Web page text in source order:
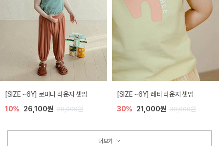
[SIZE ~6Y] 로미나 라운지 셋업
10% 26,100원 29,000원
[SIZE ~6Y] 레티 라운지 셋업
30% 21,000원 30,000원
더보기